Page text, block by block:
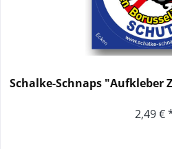
Schalke-Schnaps "Aufkleber
2,49 €